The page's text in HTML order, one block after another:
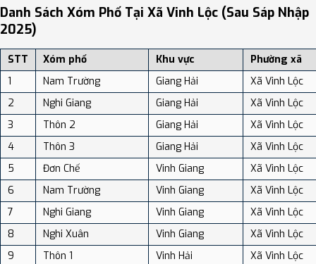
địa điểm tại: VReview.vn - Nền tảng review địa điểm, dịch vụ và du
lịch uy tín tại Việt Nam.
Danh Sách Xóm Phố Tại Xã Vinh Lộc (sau Sáp Nhập
2025)
STT Xóm phố Khu vực
Phường xã
1
Nam Trường Giang Hải
Xã Vinh Lộc
2
Nghi Giang Giang Hải
Xã Vinh Lộc
3
Thôn 2 Giang Hải
Xã Vinh Lộc
4
Thôn 3 Giang Hải
Xã Vinh Lộc
5
Đơn Chế Vinh Giang
Xã Vinh Lộc
6
Nam Trường Vinh Giang
Xã Vinh Lộc
7
Nghi Giang Vinh Giang
Xã Vinh Lộc
8
Nghi Xuân Vinh Giang
Xã Vinh Lộc
9
Thôn 1 Vinh Hải
Xã Vinh Lộc